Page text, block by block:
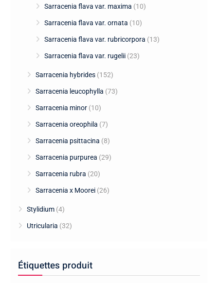
Sarracenia flava var. maxima (10)
Sarracenia flava var. ornata (10)
Sarracenia flava var. rubricorpora (13)
Sarracenia flava var. rugelii (23)
Sarracenia hybrides (152)
Sarracenia leucophylla (73)
Sarracenia minor (10)
Sarracenia oreophila (7)
Sarracenia psittacina (8)
Sarracenia purpurea (29)
Sarracenia rubra (20)
Sarracenia x Moorei (26)
Stylidium (4)
Utricularia (32)
Étiquettes produit